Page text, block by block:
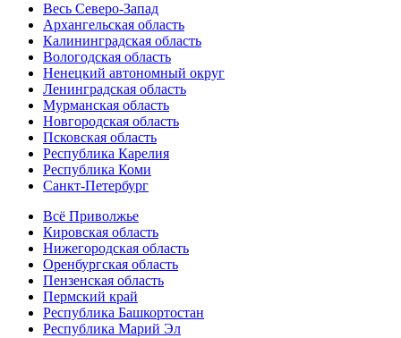
Весь Северо-Запад
Архангельская область
Калининградская область
Вологодская область
Ненецкий автономный округ
Ленинградская область
Мурманская область
Новгородская область
Псковская область
Республика Карелия
Республика Коми
Санкт-Петербург
Всё Приволжье
Кировская область
Нижегородская область
Оренбургская область
Пензенская область
Пермский край
Республика Башкортостан
Республика Марий Эл